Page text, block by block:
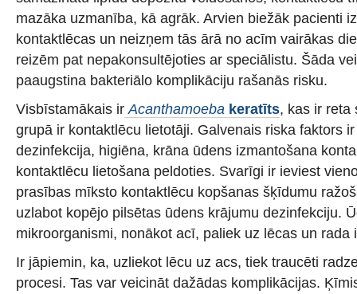
mazāka uzmanība, kā agrāk. Arvien biežāk pacienti
kontaktlēcas un neizņem tās ārā no acīm vairākas
reizēm pat nepakonsultējoties ar speciālistu. Šāda
paaugstina bakteriālo komplikāciju rašanās risku.
Visbīstamākais ir Acanthamoeba keratīts, kas ir reta
grupā ir kontaktlēcu lietotāji. Galvenais riska faktors
dezinfekcija, higiēna, krāna ūdens izmantošana
kontaktlēcu lietošana peldoties. Svarīgi ir ieviest
prasības mīksto kontaktlēcu kopšanas šķīdumu
uzlabot kopējo pilsētas ūdens krājumu dezinfekciju.
mikroorganismi, nonākot acī, paliek uz lēcas un rada
Ir jāpiemin, ka, uzliekot lēcu uz acs, tiek traucēti
procesi. Tas var veicināt dažādas komplikācijas.